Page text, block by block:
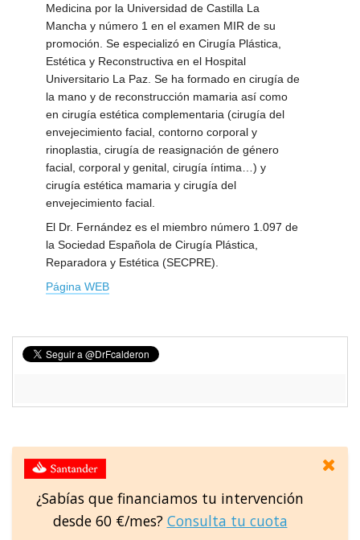
Medicina por la Universidad de Castilla La
Mancha y número 1 en el examen MIR de su
promoción. Se especializó en Cirugía Plástica,
Estética y Reconstructiva en el Hospital
Universitario La Paz. Se ha formado en cirugía de
la mano y de reconstrucción mamaria así como
en cirugía estética complementaria (cirugía del
envejecimiento facial, contorno corporal y
rinoplastia, cirugía de reasignación de género
facial, corporal y genital, cirugía íntima…) y
cirugía estética mamaria y cirugía del
envejecimiento facial.
El Dr. Fernández es el miembro número 1.097 de
la Sociedad Española de Cirugía Plástica,
Reparadora y Estética (SECPRE).
Página WEB
¿Sabías que financiamos tu intervención
desde 60 €/mes? Consulta tu cuota